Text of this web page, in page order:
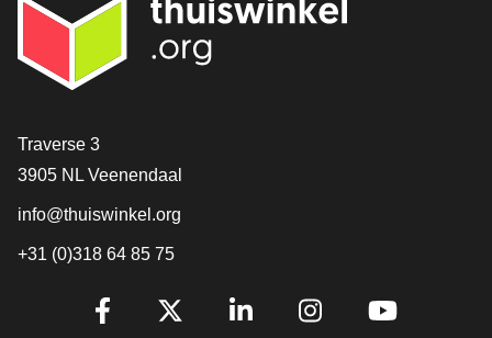
Contact
Traverse 3
3905 NL Veenendaal
info@thuiswinkel.org
+31 (0)318 64 85 75
Volg je ons al?